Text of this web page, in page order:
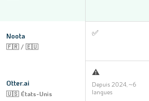
Noota
🇫🇷 / 🇪🇺
✅
Otter.ai
🇺🇸 États-Unis
⚠️
Depuis 2024, ~6
langues